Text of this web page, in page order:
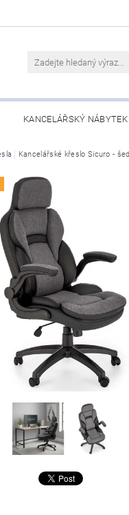
KANCELÁŘSKÝ NÁBYTEK
OBCHODNÍ PODMÍNKY
Kancelářské křeslo Sicuro -